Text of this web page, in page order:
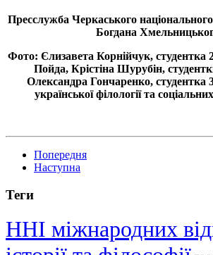
Пресслужба Черкаського національного
Богдана
Фото: Єлизавета Корнійчук, студентка
Пойда, Крістіна Шурубін,
Олександра Гончаренко, студентка
української філології та
Попередня
Наступна
Теги
ННІ міжнародних